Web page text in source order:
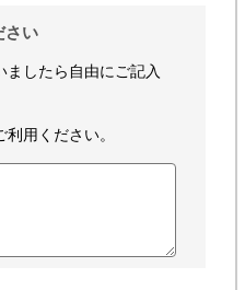
さい
したら自由にご記入
利用ください。